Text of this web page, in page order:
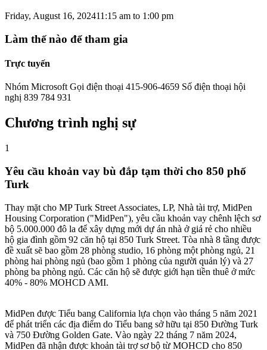
Friday, August 16, 202411:15 am to 1:00 pm
Làm thế nào để tham gia
Trực tuyến
Nhóm Microsoft Gọi điện thoại 415-906-4659 Số điện thoại hội
nghị 839 784 931
Chương trình nghị sự
1
Yêu cầu khoản vay bù đắp tạm thời cho 850 phố
Turk
Thay mặt cho MP Turk Street Associates, LP, Nhà tài trợ, MidPen
Housing Corporation ("MidPen"), yêu cầu khoản vay chênh lệch sơ
bộ 5.000.000 đô la để xây dựng mới dự án nhà ở giá rẻ cho nhiều
hộ gia đình gồm 92 căn hộ tại 850 Turk Street. Tòa nhà 8 tầng được
đề xuất sẽ bao gồm 28 phòng studio, 16 phòng một phòng ngủ, 21
phòng hai phòng ngủ (bao gồm 1 phòng của người quản lý) và 27
phòng ba phòng ngủ. Các căn hộ sẽ được giới hạn tiền thuê ở mức
40% - 80% MOHCD AMI.
MidPen được Tiểu bang California lựa chọn vào tháng 5 năm 2021
để phát triển các địa điểm do Tiểu bang sở hữu tại 850 Đường Turk
và 750 Đường Golden Gate. Vào ngày 22 tháng 7 năm 2024,
MidPen đã nhận được khoản tài trợ sơ bộ từ MOHCD cho 850